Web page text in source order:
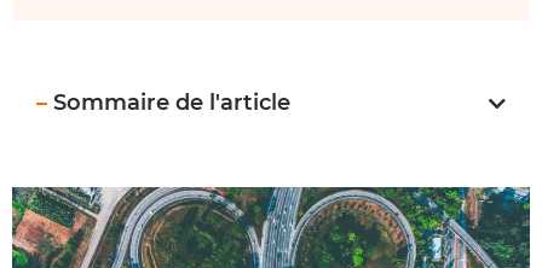
– Sommaire de l'article